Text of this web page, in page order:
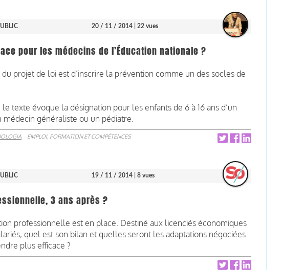
20 / 11 / 2014 | 22 vues
pour les médecins de l’Éducation nationale ?
projet de loi est d’inscrire la prévention comme un des socles de
texte évoque la désignation pour les enfants de 6 à 16 ans d’un
généraliste ou un pédiatre.
EMPLOI, FORMATION ET COMPÉTENCES
19 / 11 / 2014 | 8 vues
3 ans après ?
professionnelle est en place. Destiné aux licenciés économiques
quel est son bilan et quelles seront les adaptations négociées
plus efficace ?